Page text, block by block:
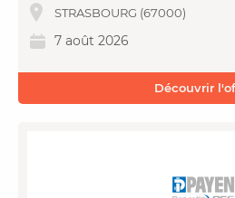
STRASBOURG (67000)
7 août 2026
Découvrir